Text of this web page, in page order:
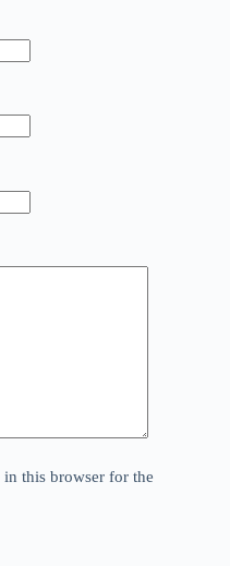
in this browser for the